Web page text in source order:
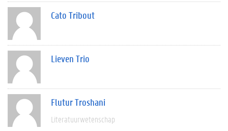
Cato Tribout
Lieven Trio
Flutur Troshani
Literatuurwetenschap